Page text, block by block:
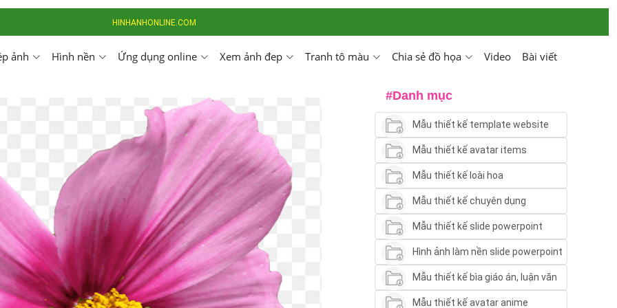
HINHANHONLINE.COM
ảnh Hình nền Ứng dụng online Xem ảnh đep Tranh tô màu Chia sẻ đồ họa Video Bài viết
#Danh mục
Mẫu thiết kế template website
Mẫu thiết kế avatar items
Mẫu thiết kế loài hoa
Mẫu thiết kế chuyên dụng
Mẫu thiết kế slide powerpoint
Hình ảnh làm nền slide powerpoint
Mẫu thiết kế bìa giáo án, luận văn
Mẫu thiết kế avatar anime